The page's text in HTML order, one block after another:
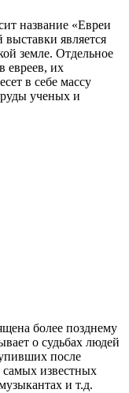
название «Евреи
является
земле. Отдельное
евреев, их
в себе массу
ученых и
более позднему
о судьбах людей
после
известных
и т.д.